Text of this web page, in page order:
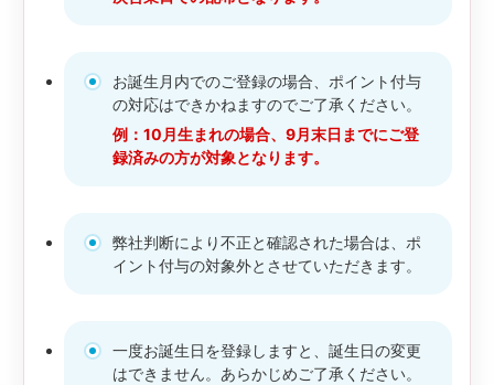
お誕生月内でのご登録の場合、ポイント付与
の対応はできかねますのでご了承ください。
例：10月生まれの場合、9月末日までにご登
録済みの方が対象となります。
弊社判断により不正と確認された場合は、ポ
イント付与の対象外とさせていただきます。
一度お誕生日を登録しますと、誕生日の変更
はできません。あらかじめご了承ください。